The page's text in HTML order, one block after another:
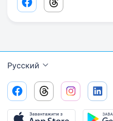
Facebook share link
Threads share
Русский